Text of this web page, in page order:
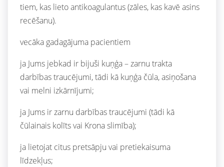
tiem, kas lieto antikoagulantus (zāles, kas kavē asins
recēšanu).
vecāka gadagājuma pacientiem
ja Jums jebkad ir bijuši kuņģa – zarnu trakta
darbības traucējumi, tādi kā kuņģa čūla, asiņošana
vai melni izkārnījumi;
ja Jums ir zarnu darbības traucējumi (tādi kā
čūlainais kolīts vai Krona slimība);
ja lietojat citus pretsāpju vai pretiekaisuma
līdzekļus;